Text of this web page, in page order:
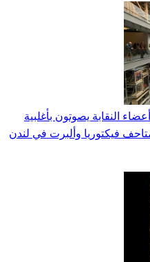
النقابة يصوتون بأغلبية
فيكتوريا وألبرت في لندن